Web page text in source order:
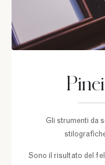
Gli strumenti da
Sono il risultato del